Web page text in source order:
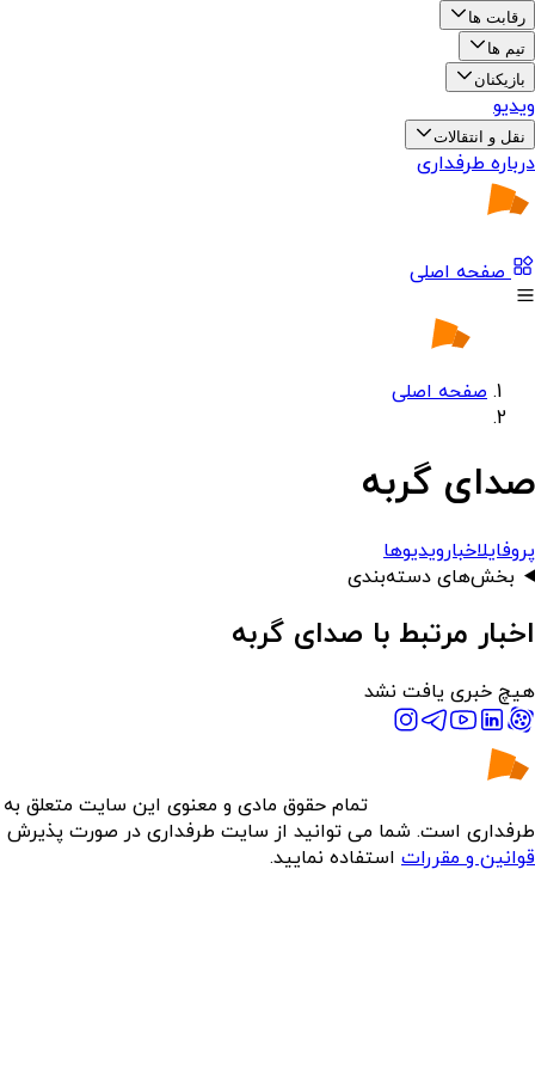
رقابت ها
تیم ها
بازیکنان
ویدیو
نقل و انتقالات
درباره طرفداری
صفحه اصلی
صفحه اصلی
صدای گربه
پروفایلاخبارویدیوها
بخش‌های دسته‌بندی
اخبار مرتبط با صدای گربه
هیچ خبری یافت نشد
تمام حقوق مادی و معنوی این سایت متعلق به
طرفداری است. شما می توانید از سایت طرفداری در صورت پذیرش
قوانین و مقررات استفاده نمایید.